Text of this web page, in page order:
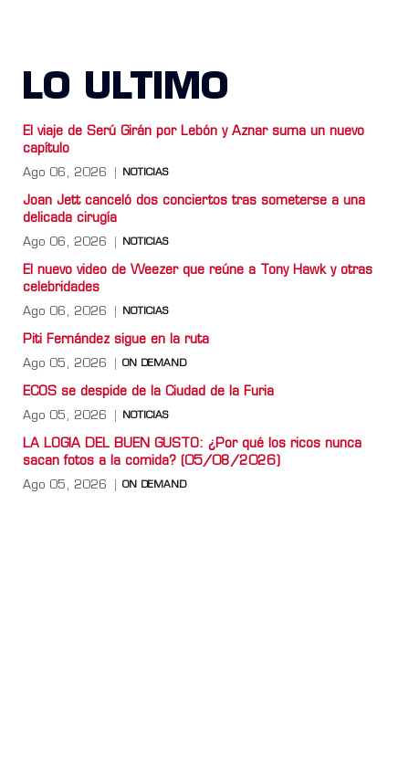
LO ULTIMO
El viaje de Serú Girán por Lebón y Aznar suma un nuevo
capítulo
Ago 06, 2026 NOTICIAS
Joan Jett canceló dos conciertos tras someterse a una
delicada cirugía
Ago 06, 2026 NOTICIAS
El nuevo video de Weezer que reúne a Tony Hawk y otras
celebridades
Ago 06, 2026 NOTICIAS
Piti Fernández sigue en la ruta
Ago 05, 2026 ON DEMAND
ECOS se despide de la Ciudad de la Furia
Ago 05, 2026 NOTICIAS
LA LOGIA DEL BUEN GUSTO: ¿Por qué los ricos nunca
sacan fotos a la comida? (05/08/2026)
Ago 05, 2026 ON DEMAND